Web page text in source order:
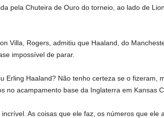
pela Chuteira de Ouro do torneio, ao lado de
Villa, Rogers, admitiu que Haaland, do
impossível de parar.
Erling Haaland? Não tenho certeza se o fizeram,
no acampamento base da Inglaterra em Kansas
incrível. As coisas que ele faz, os números que ele